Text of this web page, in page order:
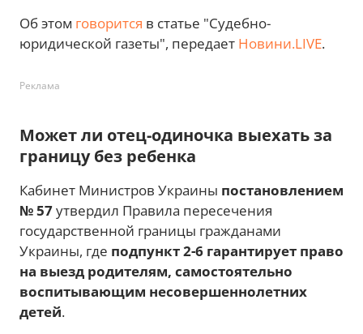
Об этом говорится в статье "Судебно-
юридической газеты", передает Новини.LIVE.
Реклама
Может ли отец-одиночка выехать за
границу без ребенка
Кабинет Министров Украины постановлением
№ 57утвердил Правила пересечения
государственной границы гражданами
Украины, где подпункт 2-6 гарантирует право
на выезд родителям, самостоятельно
воспитывающим несовершеннолетних
детей.